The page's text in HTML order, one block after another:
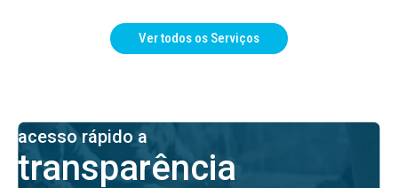
Ver todos os Serviços
acesso rápido a
transparência